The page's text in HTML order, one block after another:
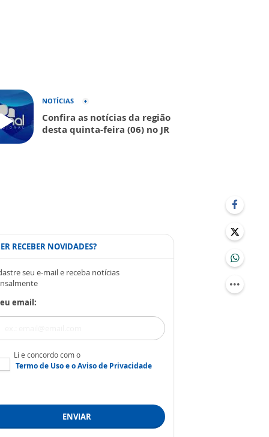
NOTÍCIAS
Confira as notícias da região
desta quinta-feira (06) no JR
RECEBER NOVIDADES?
seu e-mail e receba notícias
email:
Li e concordo com o
Termo de Usoe oAviso de Privacidade
ENVIAR